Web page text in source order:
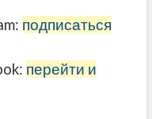
подписаться
перейти и